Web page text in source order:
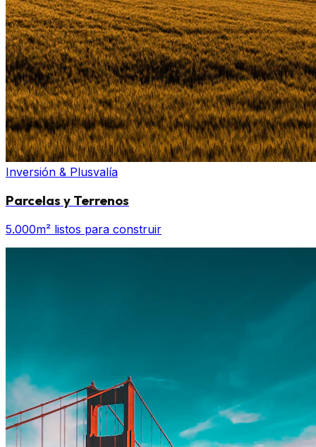
Inversión & Plusvalía
Parcelas y Terrenos
5.000m² listos para construir